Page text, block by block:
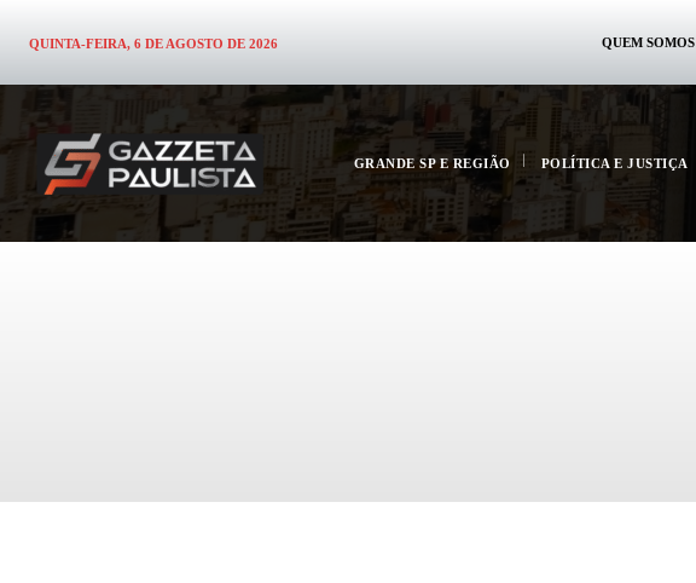
QUINTA-FEIRA, 6 DE AGOSTO DE 2026 QUEM SOMOS
GRANDE SP E REGIÃO POLÍTICA E JUSTIÇA